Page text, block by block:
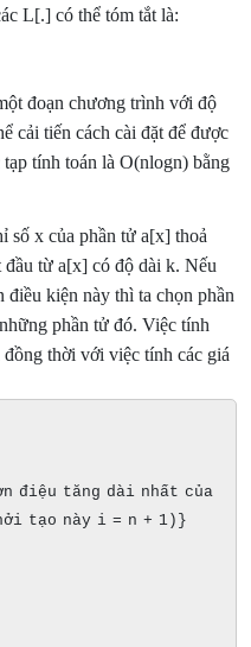
L[.] có thể tóm tắt là:
đoạn chương trình với độ
cải tiến cách cài đặt để được
tính toán là O(nlogn) bằng
số x của phần tử a[x] thoả
đầu từ a[x] có độ dài k. Nếu
điều kiện này thì ta chọn phần
phần tử đó. Việc tính
thời với việc tính các giá
điệu tăng dài nhất của
tạo này i = n + 1)}